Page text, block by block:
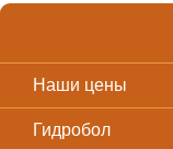
Наши цены
Гидробол